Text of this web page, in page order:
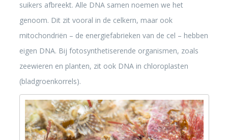
suikers afbreekt. Alle DNA samen noemen we het
genoom. Dit zit vooral in de celkern, maar ook
mitochondriën – de energiefabrieken van de cel – hebben
eigen DNA. Bij fotosynthetiserende organismen, zoals
zeewieren en planten, zit ook DNA in chloroplasten
(bladgroenkorrels).